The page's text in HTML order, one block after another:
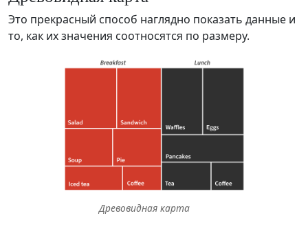
Это прекрасный способ наглядно показать данные и
то, как их значения соотносятся по размеру.
Древовидная карта